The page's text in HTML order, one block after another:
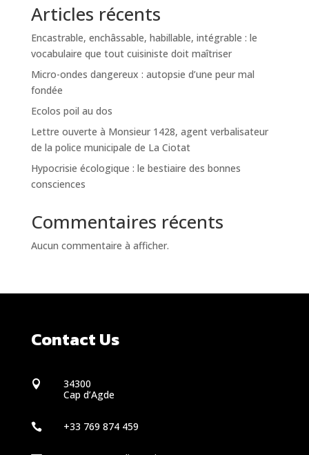
Articles récents
Encastrable, enchâssable, habillable, intégrable : le
vocabulaire que tout cuisiniste doit maîtriser
Micro-ondes dangereux : autopsie d’une peur mal
fondée
Ecolos poil au dos
Lettre ouverte à Monsieur 1428, agent verbalisateur
de la police municipale de La Ciotat
Hypocrisie écologique : le bestiaire des bonnes
consciences
Commentaires récents
Aucun commentaire à afficher.
Contact Us

34300
Cap d’Agde
 +33 769 874 459